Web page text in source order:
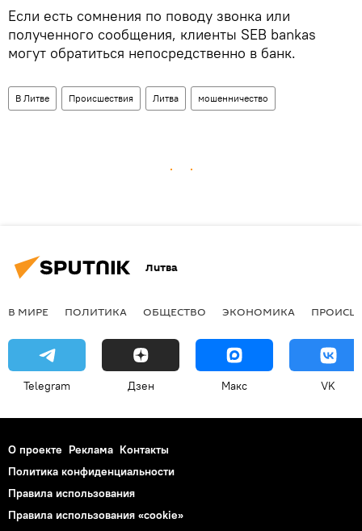
Если есть сомнения по поводу звонка или
полученного сообщения, клиенты SEB bankas
могут обратиться непосредственно в банк.
В Литве Происшествия Литва мошенничество
Литва
В МИРЕ ПОЛИТИКА ОБЩЕСТВО ЭКОНОМИКА
Telegram Дзен Макс VK
О проекте Реклама Контакты
Политика конфиденциальности
Правила использования
Правила использования «cookie»